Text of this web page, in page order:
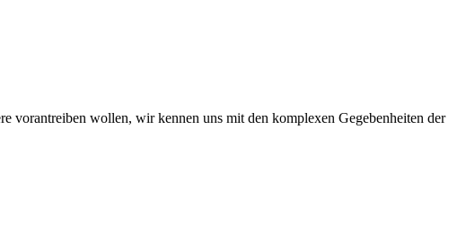
vorantreiben wollen, wir kennen uns mit den komplexen Gegebenheiten der